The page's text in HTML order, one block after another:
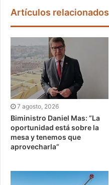
Artículos relacionados
7 agosto, 2026
Biministro Daniel Mas: “La
oportunidad está sobre la
mesa y tenemos que
aprovecharla”